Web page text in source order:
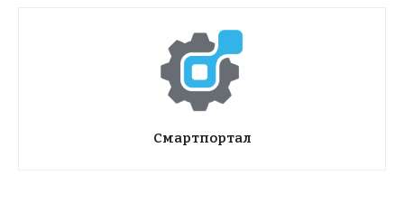
Смартпортал